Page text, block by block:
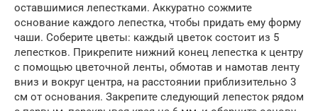
оставшимися лепестками. Аккуратно сожмите
основание каждого лепестка, чтобы придать ему форму
чаши. Соберите цветы: каждый цветок состоит из 5
лепестков. Прикрепите нижний конец лепестка к центру
с помощью цветочной ленты, обмотав и намотав ленту
вниз и вокруг центра, на расстоянии приблизительно 3
см от основания. Закрепите следующий лепесток рядом